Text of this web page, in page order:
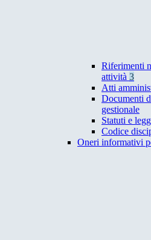
Riferimenti
attività 3
Atti
Documenti
gestionale
Statuti e
Codice
Oneri informativi